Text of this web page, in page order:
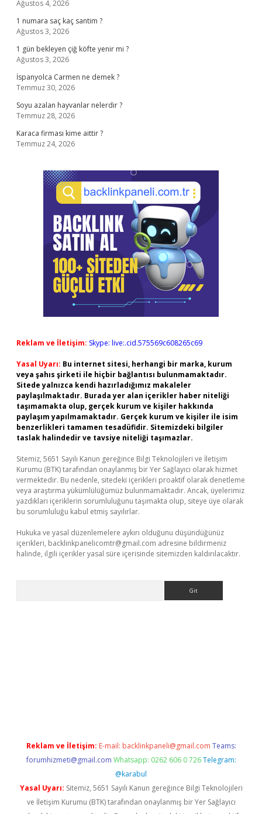
Ağustos 4, 2026
1 numara saç kaç santim ?
Ağustos 3, 2026
1 gün bekleyen çiğ köfte yenir mi ?
Ağustos 3, 2026
İspanyolca Carmen ne demek ?
Temmuz 30, 2026
Soyu azalan hayvanlar nelerdir ?
Temmuz 28, 2026
Karaca firması kime aittir ?
Temmuz 24, 2026
Reklam ve İletişim: Skype: live:.cid.575569c608265c69
Yasal Uyarı: Bu internet sitesi, herhangi bir marka, kurum
veya şahıs şirketi ile hiçbir bağlantısı bulunmamaktadır.
Sitede yalnızca kendi hazırladığımız makaleler
paylaşılmaktadır. Burada yer alan içerikler haber niteliği
taşımamakta olup, gerçek kurum ve kişiler hakkında
paylaşım yapılmamaktadır. Gerçek kurum ve kişiler ile isim
benzerlikleri tamamen tesadüfidir. Sitemizdeki bilgiler
taslak halindedir ve tavsiye niteliği taşımazlar.
Sitemiz, 5651 Sayılı Kanun gereğince Bilgi Teknolojileri ve İletişim
Kurumu (BTK) tarafından onaylanmış bir Yer Sağlayıcı olarak hizmet
vermektedir. Bu nedenle, sitedeki içerikleri proaktif olarak denetleme
veya araştırma yükümlülüğümüz bulunmamaktadır. Ancak, üyelerimiz
yazdıkları içeriklerin sorumluluğunu taşımakta olup, siteye üye olarak
bu sorumluluğu kabul etmiş sayılırlar.
Hukuka ve yasal düzenlemelere aykırı olduğunu düşündüğünüz
içerikleri, backlinkpanelicomtr@gmail.com adresine bildirmeniz
halinde, ilgili içerikler yasal süre içerisinde sitemizden kaldırılacaktır.
Reklam ve İletişim: E-mail: backlinkpaneli@gmail.com Teams:
forumhizmeti@gmail.com Whatsapp: 0262 606 0 726 Telegram:
@karabul
Yasal Uyarı: Sitemiz, 5651 Sayılı Kanun gereğince Bilgi Teknolojileri
ve İletişim Kurumu (BTK) tarafından onaylanmış bir Yer Sağlayıcı